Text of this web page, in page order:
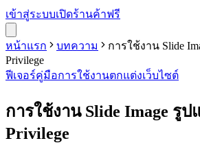
เข้าสู่ระบบเปิดร้านค้าฟรี
หน้าแรก บทความ
การใช้งาน Slide
Privilege
ฟีเจอร์คู่มือการใช้งานตกแต่งเว็บไซต์
การใช้งาน Slide Image รู
Privilege